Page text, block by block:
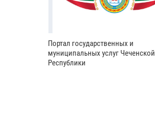
Портал государственных и
муниципальных услуг Чеченской
Республики